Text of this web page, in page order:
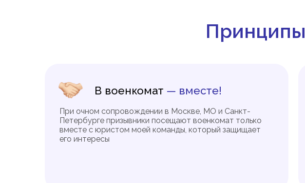
Принципы
В военкомат — вместе!
При очном сопровождении в Москве, МО и Санкт-
Петербурге призывники посещают военкомат только
вместе с юристом моей команды, который защищает
его интересы